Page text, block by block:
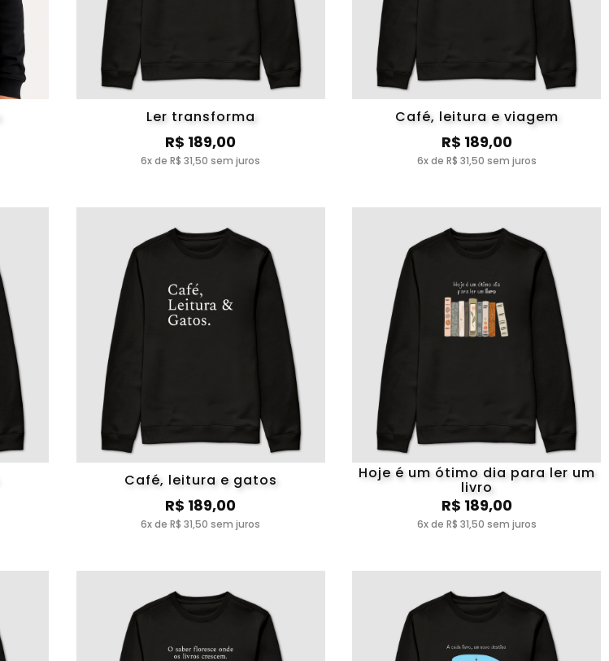
Ler transforma
R$ 189,00
6x de R$ 31,50 sem juros
Café, leitura e viagem
R$ 189,00
6x de R$ 31,50 sem juros
Café, leitura e gatos
R$ 189,00
6x de R$ 31,50 sem juros
Hoje é um ótimo dia para ler um
livro
R$ 189,00
6x de R$ 31,50 sem juros